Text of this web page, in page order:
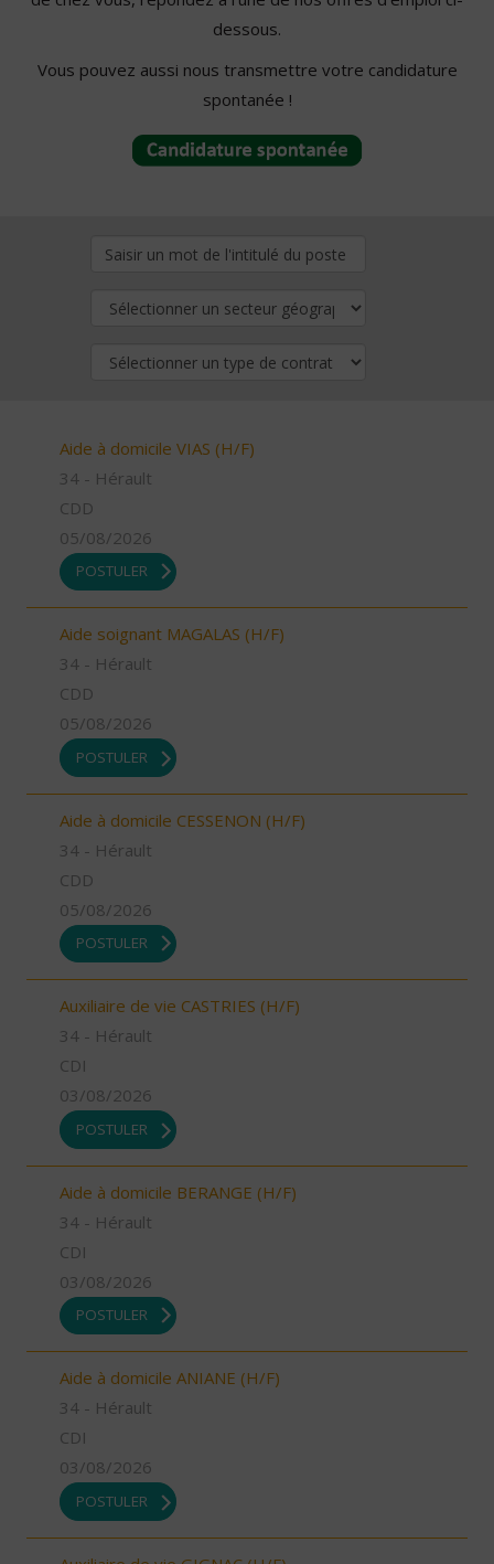
dessous.
Vous pouvez aussi nous transmettre votre candidature
spontanée !
Aide à domicile VIAS (H/F)
34 - Hérault
CDD
05/08/2026
POSTULER
Aide soignant MAGALAS (H/F)
34 - Hérault
CDD
05/08/2026
POSTULER
Aide à domicile CESSENON (H/F)
34 - Hérault
CDD
05/08/2026
POSTULER
Auxiliaire de vie CASTRIES (H/F)
34 - Hérault
CDI
03/08/2026
POSTULER
Aide à domicile BERANGE (H/F)
34 - Hérault
CDI
03/08/2026
POSTULER
Aide à domicile ANIANE (H/F)
34 - Hérault
CDI
03/08/2026
POSTULER